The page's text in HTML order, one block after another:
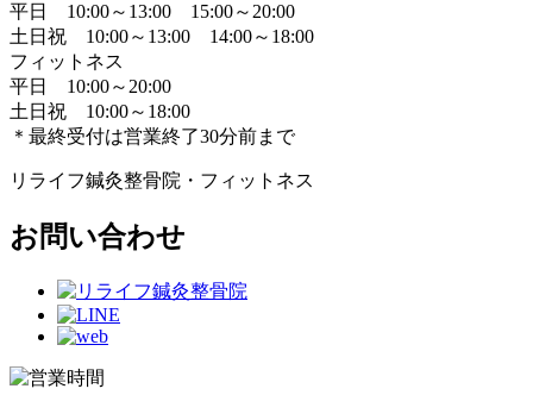
平日 10:00～13:00 15:00～20:00
土日祝 10:00～13:00 14:00～18:00
フィットネス
平日 10:00～20:00
土日祝 10:00～18:00
＊最終受付は営業終了30分前まで
リライフ鍼灸整骨院・フィットネス
お問い合わせ